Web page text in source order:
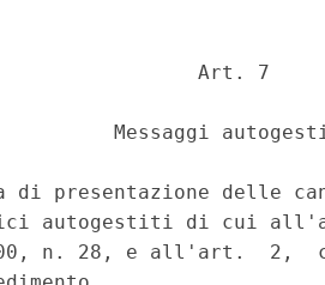
Art. 7
Messaggi
di presentazione delle
autogestiti di cui
n. 28, e all'art.  2,